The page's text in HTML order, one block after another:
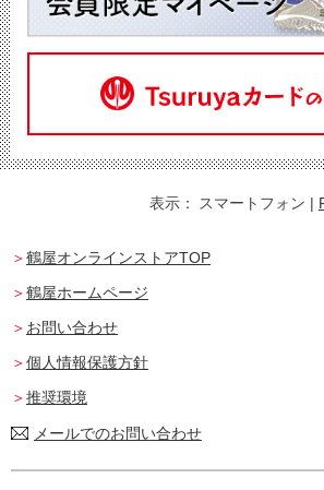
表示： スマートフォン |
鶴屋オンラインストアTOP
鶴屋ホームページ
お問い合わせ
個人情報保護方針
推奨環境
メールでのお問い合わせ